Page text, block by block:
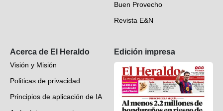
Buen Provecho
Revista E&N
Acerca de El Heraldo
Visión y Misión
Politicas de privacidad
Principios de aplicación de IA
Edición impresa